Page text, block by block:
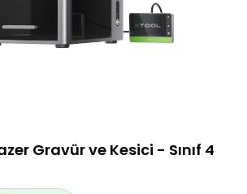
Gravür ve Kesici - Sınıf 4